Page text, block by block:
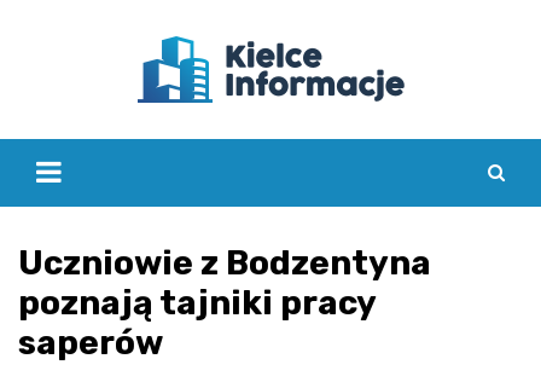
Uczniowie z Bodzentyna
poznają tajniki pracy
saperów